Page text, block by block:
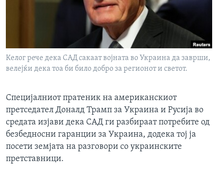
Келог рече дека САД сакаат војната во Украина да заврши,
велејќи дека тоа би било добро за регионот и светот.
Специјалниот пратеник на американскиот
претседател Доналд Трамп за Украина и Русија во
средата изјави дека САД ги разбираат потребите од
безбедносни гаранции за Украина, додека тој ја
посети земјата на разговори со украинските
претставници.